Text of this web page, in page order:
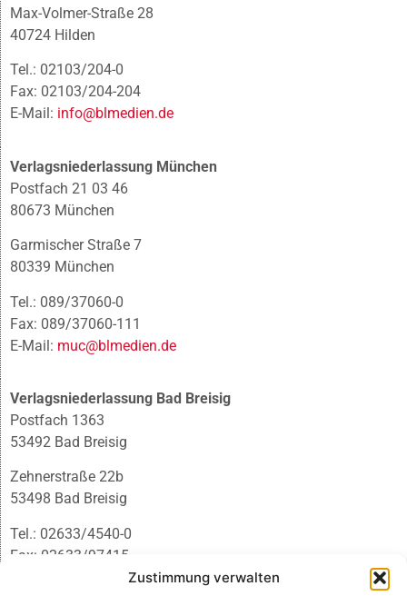
Zustimmung verwalten
Max-Volmer-Straße 28
40724 Hilden
Tel.: 02103/204-0
Fax: 02103/204-204
E-Mail: info@blmedien.de
Verlagsniederlassung München
Postfach 21 03 46
80673 München
Garmischer Straße 7
80339 München
Tel.: 089/37060-0
Fax: 089/37060-111
E-Mail: muc@blmedien.de
Verlagsniederlassung Bad Breisig
Postfach 1363
53492 Bad Breisig
Zehnerstraße 22b
53498 Bad Breisig
Tel.: 02633/4540-0
Fax: 02633/97415
infobb@blmedien.de